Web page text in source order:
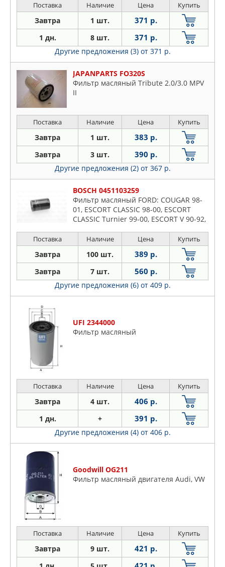
Поставка Наличие Цена Купить
Завтра 1 шт. 371 р.
1 дн. 8 шт. 371 р.
Другие предложения (3) от 371 р.
JAPANPARTS FO320S
Фильтр масляный Tribute 2.0/3.0 MPV
II
Поставка Наличие Цена Купить
Завтра 1 шт. 383 р.
Завтра 3 шт. 390 р.
Другие предложения (2) от 367 р.
BOSCH 0451103259
Фильтр масляный FORD: COUGAR 98-
01, ESCORT CLASSIC 98-00, ESCORT
CLASSIC Turnier 99-00, ESCORT V 90-92,
универсал 90-92, ESCORT V
Поставка Наличие Цена Купить
Завтра 100 шт. 389 р.
Завтра 7 шт. 560 р.
Другие предложения (6) от 409 р.
UFI 2344000
Фильтр масляный
Поставка Наличие Цена Купить
Завтра 4 шт. 406 р.
1 дн. + 391 р.
Другие предложения (4) от 406 р.
Goodwill OG211
Фильтр масляный двигателя Audi, VW
Поставка Наличие Цена Купить
Завтра 9 шт. 421 р.